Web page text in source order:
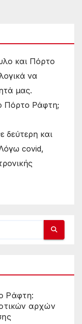
και Πόρτο
να
μας.
Πόρτο Ράφτη;
δεύτερη και
covid,
Ράφτη:
αρχών